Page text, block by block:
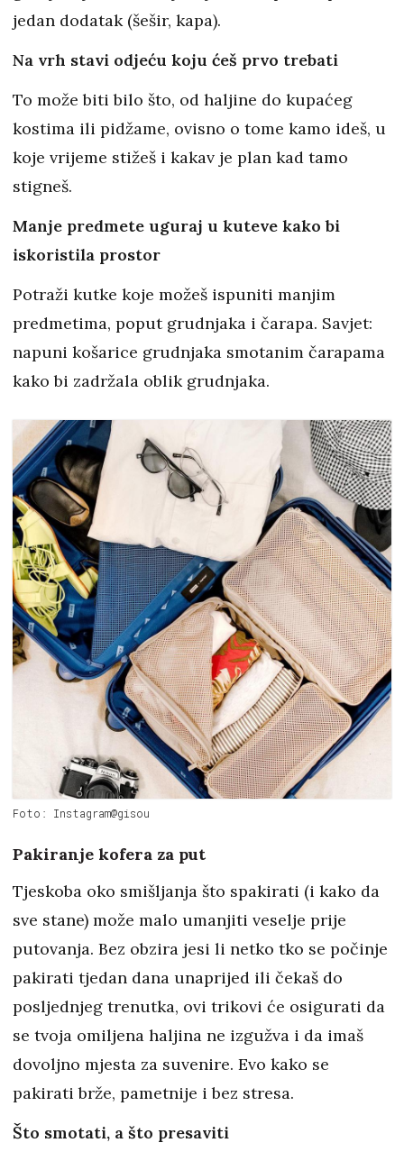
jedan dodatak (šešir, kapa).
Na vrh stavi odjeću koju ćeš prvo trebati
To može biti bilo što, od haljine do kupaćeg
kostima ili pidžame, ovisno o tome kamo ideš, u
koje vrijeme stižeš i kakav je plan kad tamo
stigneš.
Manje predmete uguraj u kuteve kako bi
iskoristila prostor
Potraži kutke koje možeš ispuniti manjim
predmetima, poput grudnjaka i čarapa. Savjet:
napuni košarice grudnjaka smotanim čarapama
kako bi zadržala oblik grudnjaka.
Foto: Instagram@gisou
Pakiranje kofera za put
Tjeskoba oko smišljanja što spakirati (i kako da
sve stane) može malo umanjiti veselje prije
putovanja. Bez obzira jesi li netko tko se počinje
pakirati tjedan dana unaprijed ili čekaš do
posljednjeg trenutka, ovi trikovi će osigurati da
se tvoja omiljena haljina ne izgužva i da imaš
dovoljno mjesta za suvenire. Evo kako se
pakirati brže, pametnije i bez stresa.
Što smotati, a što presaviti